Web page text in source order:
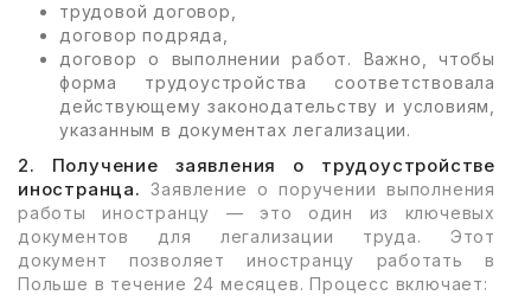
трудовой договор,
договор подряда,
договор о выполнении работ. Важно, чтобы
форма трудоустройства соответствовала
действующему законодательству и условиям,
указанным в документах легализации.
2. Получение заявления о трудоустройстве
иностранца. Заявление о поручении выполнения
работы иностранцу — это один из ключевых
документов для легализации труда. Этот
документ позволяет иностранцу работать в
Польше в течение 24 месяцев. Процесс включает: